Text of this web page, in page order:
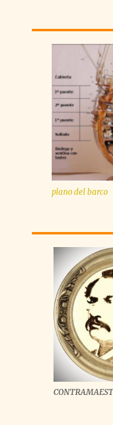
plano del barco